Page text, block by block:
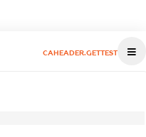
CAHEADER.GETTEST